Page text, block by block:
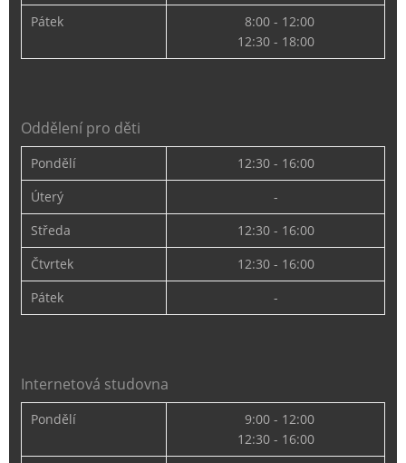
Pátek
8:00 - 12:00
12:30 - 18:00
Oddělení pro děti
Pondělí
12:30 - 16:00
Úterý
-
Středa
12:30 - 16:00
Čtvrtek
12:30 - 16:00
Pátek
-
Internetová studovna
Pondělí
9:00 - 12:00
12:30 - 16:00